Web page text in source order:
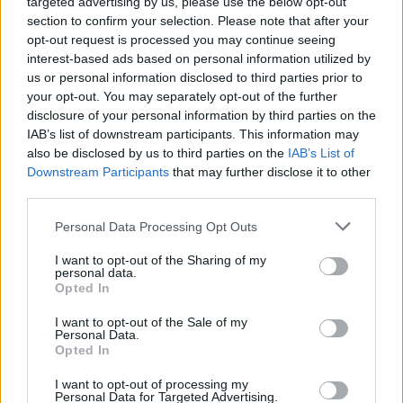
section to confirm your selection. Please note that after your
opt-out request is processed you may continue seeing
interest-based ads based on personal information utilized by
us or personal information disclosed to third parties prior to
your opt-out. You may separately opt-out of the further
disclosure of your personal information by third parties on the
IAB’s list of downstream participants. This information may
also be disclosed by us to third parties on the IAB’s List of
Downstream Participants that may further disclose it to other
Please note that this website/app uses one or more Google
not limited to your visit or usage behaviour. You may click to
grant or deny consent to Google and its third-party tags to
use your data for below specified purposes in below Google
consent section.
Personal Data Processing Opt Outs
I want to opt-out of the Sharing of my
personal data.
Opted In
I want to opt-out of the Sale of my
Personal Data.
Opted In
I want to opt-out of processing my
Personal Data for Targeted Advertising.
újra az életet választja.
Az első olyan emlékiratban, amelynek egy
szabadon engedett izraeli túsz a szerzője, és
amely Izrael történetének leggyorsabban
fogyó bestsellere, Sharabi első kézből,
megrázó erővel számol be az
elképzelhetetlen körülmények közötti
a fizikai és lelki bántalmazásokról.
hogy soha ne lehessen elfelejteni
vagy elhallgatni azt, ami történt.